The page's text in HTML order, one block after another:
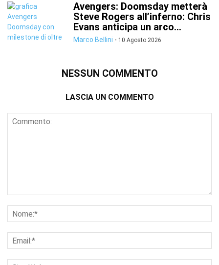
Avengers: Doomsday metterà
Steve Rogers all’inferno: Chris
Evans anticipa un arco...
Marco Bellini - 10 Agosto 2026
NESSUN COMMENTO
LASCIA UN COMMENTO